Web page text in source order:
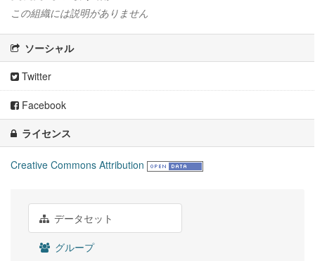
この組織には説明がありません
ソーシャル
Twitter
Facebook
ライセンス
Creative Commons Attribution
データセット
グループ